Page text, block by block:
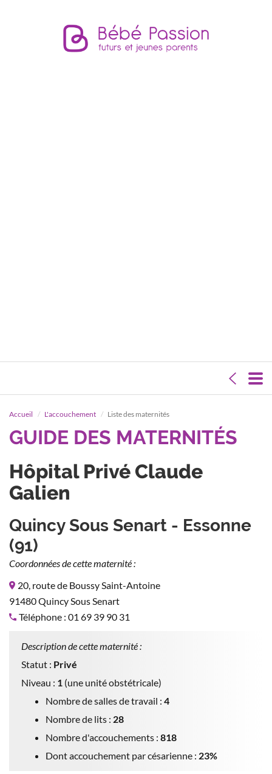
Accueil L'accouchement Liste des maternités
GUIDE DES MATERNITÉS
Hôpital Privé Claude
Galien
Quincy Sous Senart - Essonne
(91)
Coordonnées de cette maternité :
20, route de Boussy Saint-Antoine
91480 Quincy Sous Senart
Téléphone : 01 69 39 90 31
Description de cette maternité :
Statut : Privé
Niveau : 1 (une unité obstétricale)
Nombre de salles de travail : 4
Nombre de lits : 28
Nombre d'accouchements : 818
Dont accouchement par césarienne : 23%